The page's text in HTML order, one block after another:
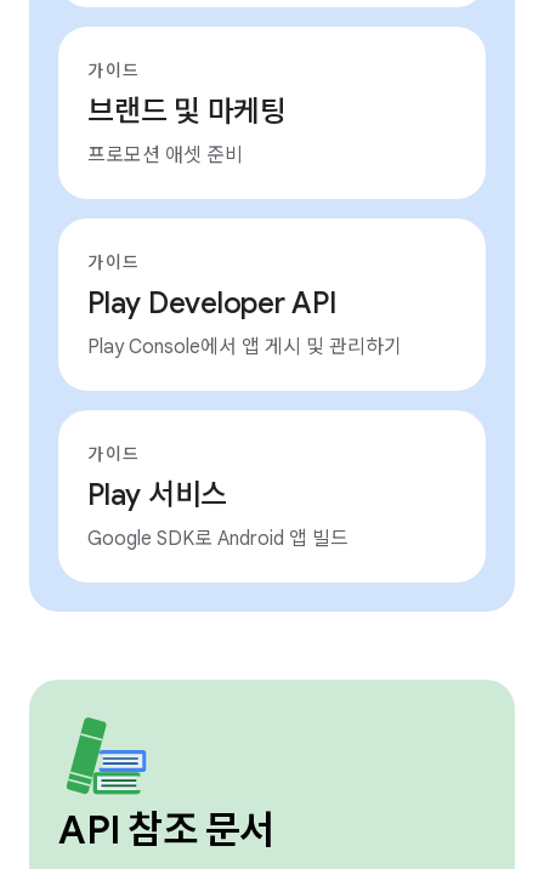
가이드
브랜드 및 마케팅
프로모션 애셋 준비
가이드
Play Developer API
Play Console에서 앱 게시 및 관리하기
가이드
Play 서비스
Google SDK로 Android 앱 빌드
API 참조 문서